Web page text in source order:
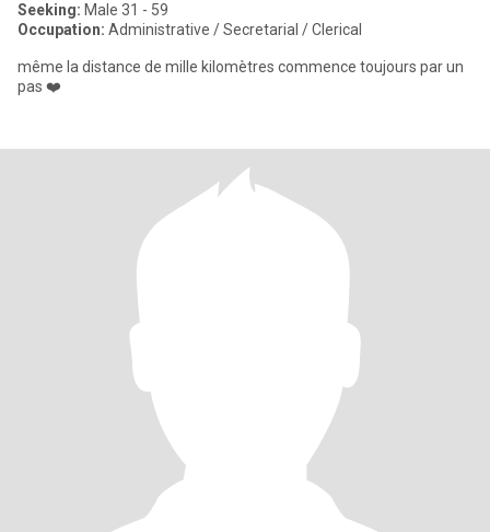
Seeking: Male 31 - 59
Occupation: Administrative / Secretarial / Clerical
même la distance de mille kilomètres commence toujours par un
pas ❤️